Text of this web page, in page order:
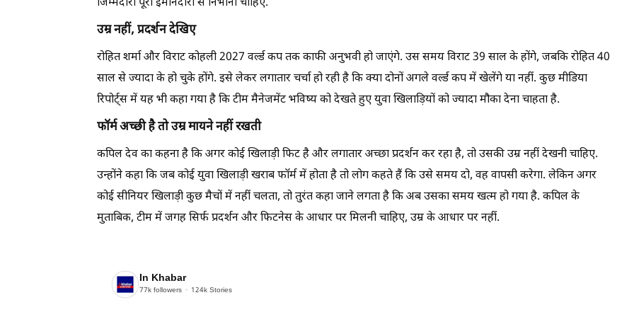
उम्र नहीं, प्रदर्शन देखिए
रोहित शर्मा और विराट कोहली 2027 वर्ल्ड कप तक काफी अनुभवी हो जाएंगे. उस समय विराट 39 साल के होंगे, जबकि रोहित 40
साल से ज्यादा के हो चुके होंगे. इसे लेकर लगातार चर्चा हो रही है कि क्या दोनों अगले वर्ल्ड कप में खेलेंगे या नहीं. कुछ मीडिया
रिपोर्ट्स में यह भी कहा गया है कि टीम मैनेजमेंट भविष्य को देखते हुए युवा खिलाड़ियों को ज्यादा मौका देना चाहता है.
फॉर्म अच्छी है तो उम्र मायने नहीं रखती
कपिल देव का कहना है कि अगर कोई खिलाड़ी फिट है और लगातार अच्छा प्रदर्शन कर रहा है, तो उसकी उम्र नहीं देखनी चाहिए.
उन्होंने कहा कि जब कोई युवा खिलाड़ी खराब फॉर्म में होता है तो लोग कहते हैं कि उसे समय दो, वह वापसी करेगा. लेकिन अगर
कोई सीनियर खिलाड़ी कुछ मैचों में नहीं चलता, तो तुरंत कहा जाने लगता है कि अब उसका समय खत्म हो गया है. कपिल के
मुताबिक, टीम में जगह सिर्फ प्रदर्शन और फिटनेस के आधार पर मिलनी चाहिए, उम्र के आधार पर नहीं.
In Khabar
77k followers 124k Stories